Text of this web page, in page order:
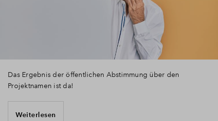
Das Ergebnis der öffentlichen Abstimmung über den
Projektnamen ist da!
Weiterlesen